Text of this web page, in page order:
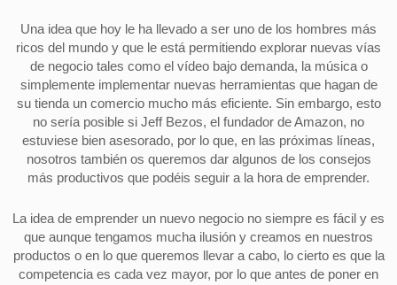
Una idea que hoy le ha llevado a ser uno de los hombres más
ricos del mundo y que le está permitiendo explorar nuevas vías
de negocio tales como el vídeo bajo demanda, la música o
simplemente implementar nuevas herramientas que hagan de
su tienda un comercio mucho más eficiente. Sin embargo, esto
no sería posible si Jeff Bezos, el fundador de Amazon, no
estuviese bien asesorado, por lo que, en las próximas líneas,
nosotros también os queremos dar algunos de los consejos
más productivos que podéis seguir a la hora de emprender.
La idea de emprender un nuevo negocio no siempre es fácil y es
que aunque tengamos mucha ilusión y creamos en nuestros
productos o en lo que queremos llevar a cabo, lo cierto es que la
competencia es cada vez mayor, por lo que antes de poner en